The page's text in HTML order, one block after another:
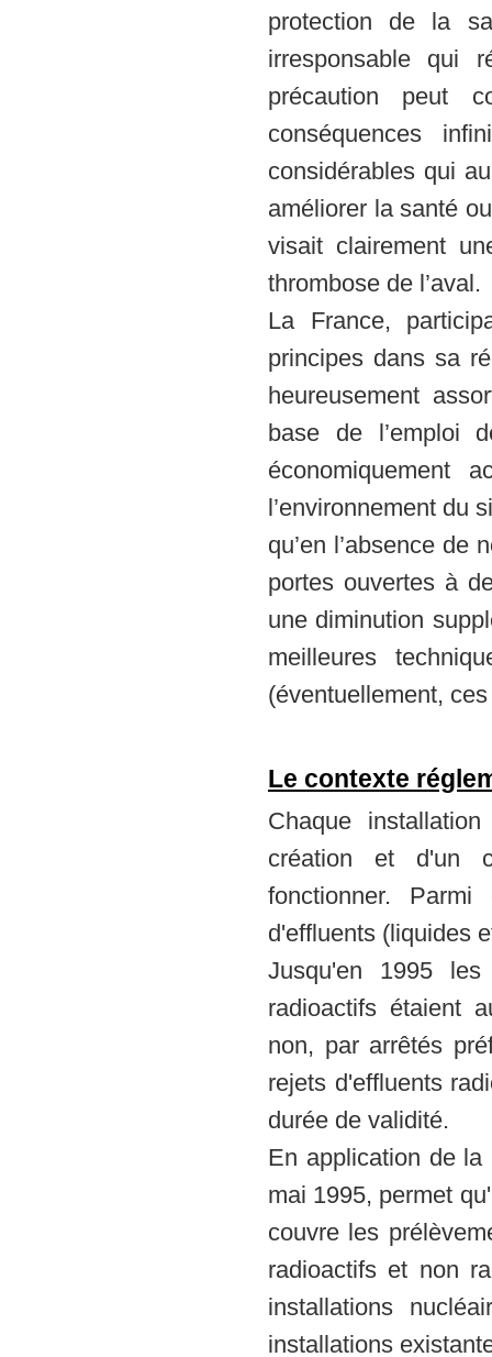
protection de la
irresponsable qui
précaution peut
conséquences
considérables qui
améliorer la santé
visait clairement
thrombose de l’aval.
La France,
principes dans sa
heureusement
base de l’emploi
économiquement
l’environnement du
qu’en l’absence de
portes ouvertes à
une diminution
meilleures
(éventuellement,
Le contexte
Chaque
création et d'un
fonctionner.
d'effluents (liquides
Jusqu'en 1995
radioactifs étaient
non, par arrêtés
rejets d'effluents
durée de validité.
En application de
mai 1995, permet
couvre les
radioactifs et non
installations
installations